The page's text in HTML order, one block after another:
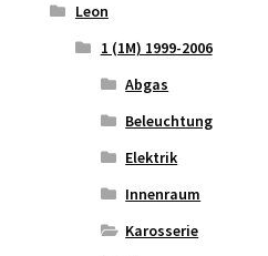
Leon
1 (1M) 1999-2006
Abgas
Beleuchtung
Elektrik
Innenraum
Karosserie